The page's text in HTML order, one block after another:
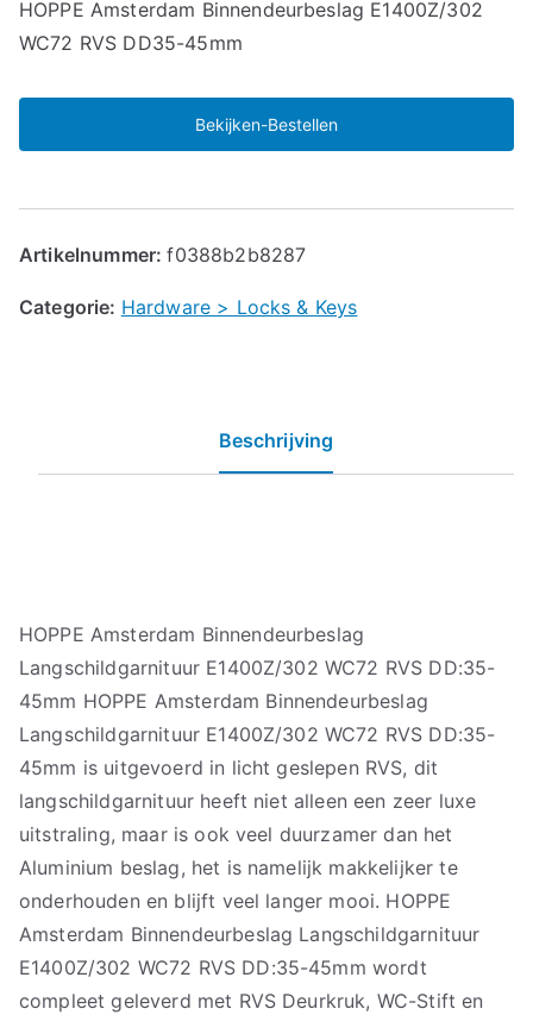
HOPPE Amsterdam Binnendeurbeslag E1400Z/302
WC72 RVS DD35-45mm
Bekijken-Bestellen
Artikelnummer:f0388b2b8287
Categorie: Hardware > Locks & Keys
Beschrijving
HOPPE Amsterdam Binnendeurbeslag
Langschildgarnituur E1400Z/302 WC72 RVS DD:35-
45mm HOPPE Amsterdam Binnendeurbeslag
Langschildgarnituur E1400Z/302 WC72 RVS DD:35-
45mm is uitgevoerd in licht geslepen RVS, dit
langschildgarnituur heeft niet alleen een zeer luxe
uitstraling, maar is ook veel duurzamer dan het
Aluminium beslag, het is namelijk makkelijker te
onderhouden en blijft veel langer mooi. HOPPE
Amsterdam Binnendeurbeslag Langschildgarnituur
E1400Z/302 WC72 RVS DD:35-45mm wordt
compleet geleverd met RVS Deurkruk, WC-Stift en